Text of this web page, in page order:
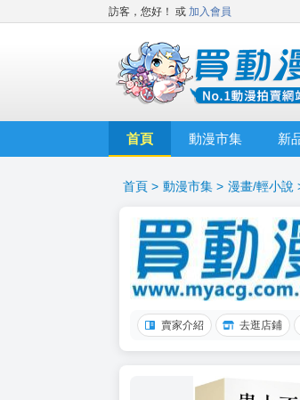
訪客，您好！ 或 加入會員
首頁 動漫市集 新
首頁 > 動漫市集 > 漫畫/輕小說
賣家介紹 去逛店鋪